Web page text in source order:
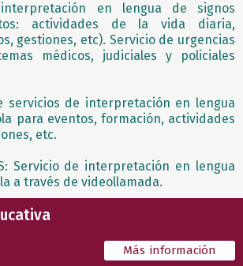
en lengua de signos
actividades de la vida diaria,
gestiones, etc). Servicio de urgencias
médicos, judiciales y policiales
servicios de interpretación en lengua
para eventos, formación, actividades
etc.
Servicio de interpretación en lengua
a través de videollamada.
Más información